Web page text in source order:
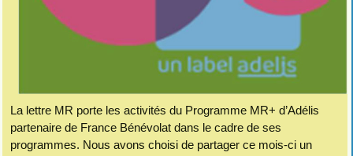
La lettre MR porte les activités du Programme MR+ d’Adélis
partenaire de France Bénévolat dans le cadre de ses
programmes. Nous avons choisi de partager ce mois-ci un